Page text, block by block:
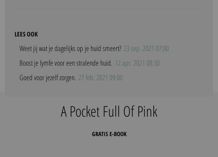
LEES OOK
Weet jij wat je dagelijks op je huid smeert? 23 sep. 2021 07:00
Boost je lymfe voor een stralende huid. 12 apr. 2021 08:30
Goed voor jezelf zorgen. 27 feb. 2021 09:00
A Pocket Full Of Pink
GRATIS E-BOOK